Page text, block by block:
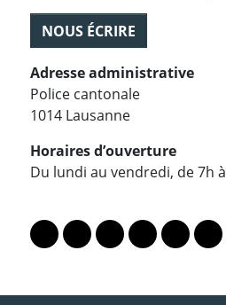
NOUS ÉCRIRE
Adresse administrative
Police cantonale
1014 Lausanne
Horaires d’ouverture
Du lundi au vendredi, de 7h
Lien vers le profil
Lien vers le profil
Lien vers le profil
Lien vers le
Lien